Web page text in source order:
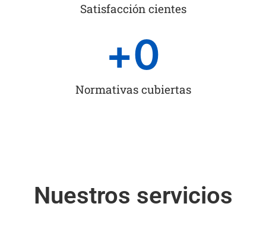
Satisfacción cientes
Normativas cubiertas
+0
Nuestros servicios